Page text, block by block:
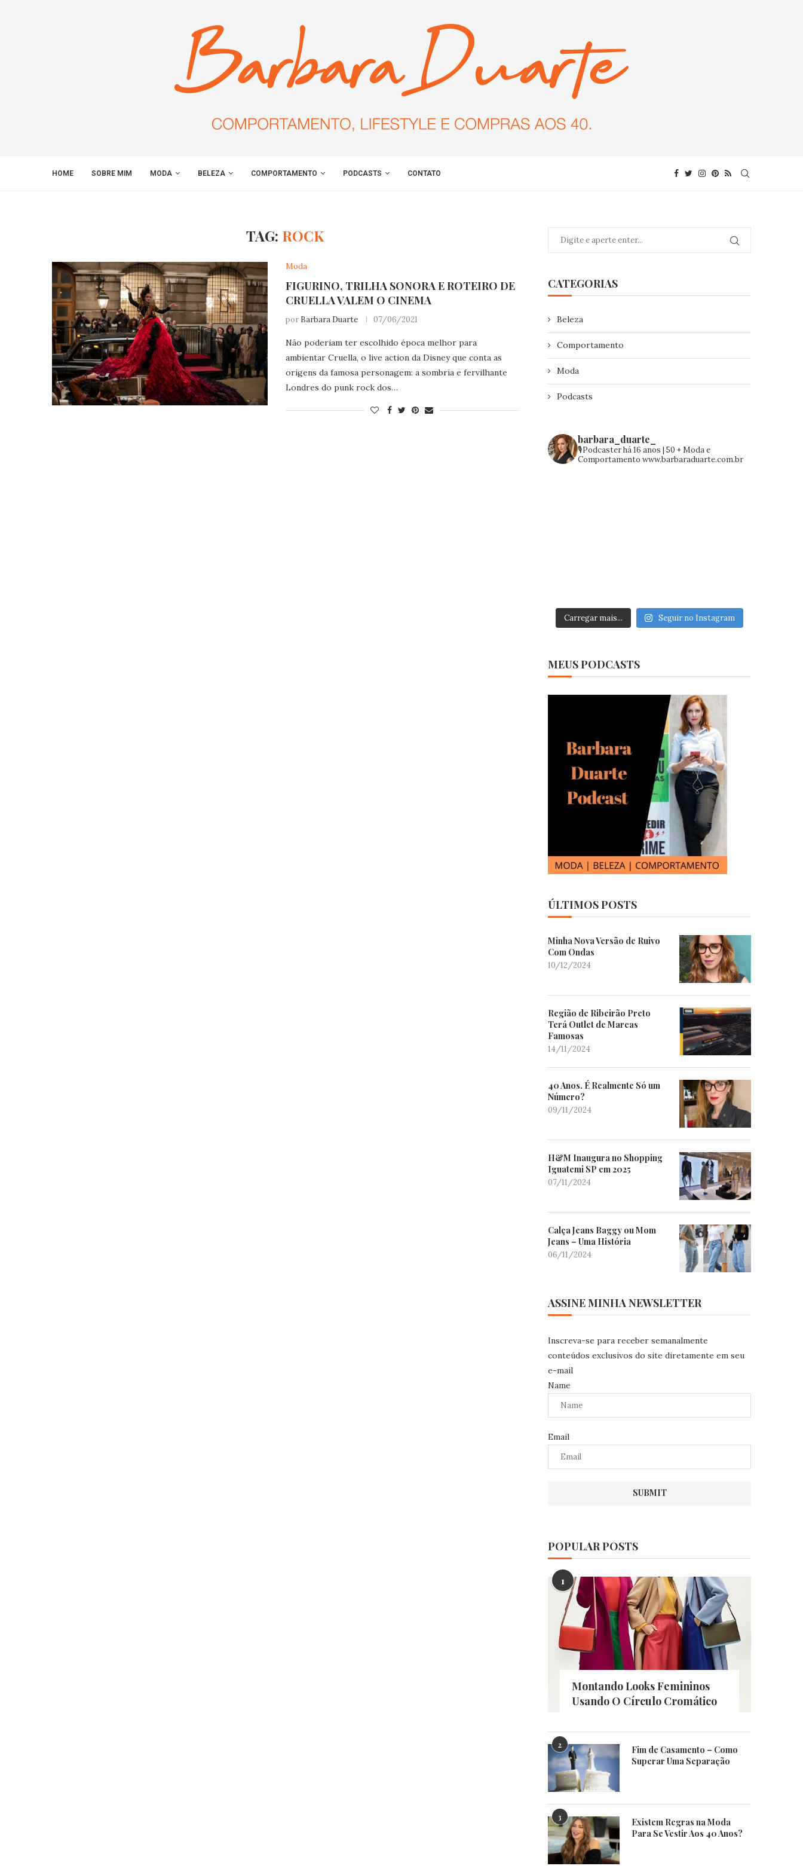
HOME SOBRE MIM MODA BELEZA COMPORTAMENTO PODCASTS CONTATO
TAG: ROCK
Moda
FIGURINO, TRILHA SONORA E ROTEIRO DE
CRUELLA VALEM O CINEMA
por Barbara Duarte 07/06/2021
Não poderiam ter escolhido época melhor para
ambientar Cruella, o live action da Disney que conta as
origens da famosa personagem: a sombria e fervilhante
Londres do punk rock dos…
CATEGORIAS
Beleza
Comportamento
Moda
Podcasts
barbara_duarte_
🎙️Podcaster há 16 anos | 50 +Moda e
Comportamento www.barbaraduarte.com.br
Carregar mais... Seguir no Instagram
MEUS PODCASTS
ÚLTIMOS POSTS
Minha Nova Versão de Ruivo
Com Ondas
10/12/2024
Região de Ribeirão Preto
Terá Outlet de Marcas
Famosas
14/11/2024
40 Anos. É Realmente Só um
Número?
09/11/2024
H&M Inaugura no Shopping
Iguatemi SP em 2025
07/11/2024
Calça Jeans Baggy ou Mom
Jeans – Uma História
06/11/2024
ASSINE MINHA NEWSLETTER
Inscreva-se para receber semanalmente
conteúdos exclusivos do site diretamente em seu
e-mail
Name
Email
POPULAR POSTS
1
Montando Looks Femininos
Usando O Círculo Cromático
2
Fim de Casamento – Como
Superar Uma Separação
3
Existem Regras na Moda
Para Se Vestir Aos 40 Anos?